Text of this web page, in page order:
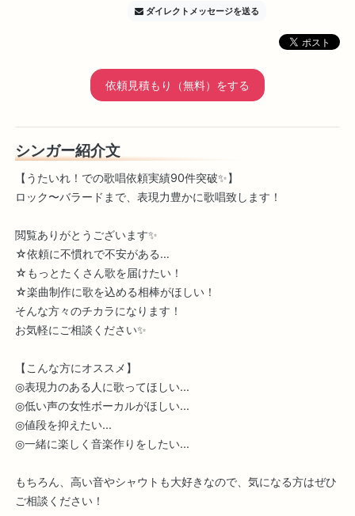
ダイレクトメッセージを送る
依頼見積もり（無料）をする
シンガー紹介文
【うたいれ！での歌唱依頼実績90件突破✨】
ロック〜バラードまで、表現力豊かに歌唱致します！
閲覧ありがとうございます✨
☆依頼に不慣れで不安がある…
☆もっとたくさん歌を届けたい！
☆楽曲制作に歌を込める相棒がほしい！
そんな方々のチカラになります！
お気軽にご相談ください✨
【こんな方にオススメ】
◎表現力のある人に歌ってほしい...
◎低い声の女性ボーカルがほしい...
◎値段を抑えたい...
◎一緒に楽しく音楽作りをしたい...
もちろん、高い音やシャウトも大好きなので、気になる方はぜひ
ご相談ください！